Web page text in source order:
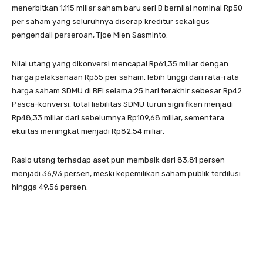
menerbitkan 1,115 miliar saham baru seri B bernilai nominal Rp50
per saham yang seluruhnya diserap kreditur sekaligus
pengendali perseroan, Tjoe Mien Sasminto.
Nilai utang yang dikonversi mencapai Rp61,35 miliar dengan
harga pelaksanaan Rp55 per saham, lebih tinggi dari rata-rata
harga saham SDMU di BEI selama 25 hari terakhir sebesar Rp42.
Pasca-konversi, total liabilitas SDMU turun signifikan menjadi
Rp48,33 miliar dari sebelumnya Rp109,68 miliar, sementara
ekuitas meningkat menjadi Rp82,54 miliar.
Rasio utang terhadap aset pun membaik dari 83,81 persen
menjadi 36,93 persen, meski kepemilikan saham publik terdilusi
hingga 49,56 persen.